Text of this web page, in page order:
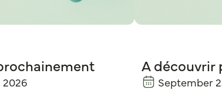
2026
A découvrir
September